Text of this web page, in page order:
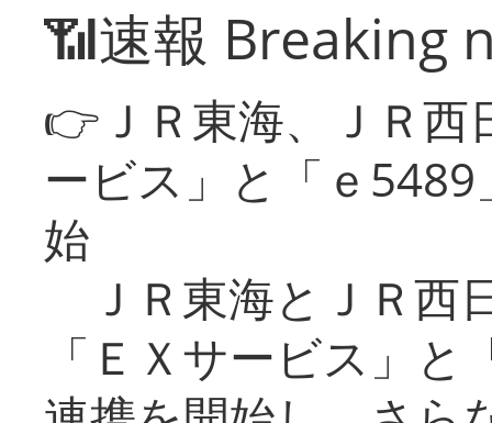
📶速報 Breaking
👉ＪＲ東海、ＪＲ
ービス」と「ｅ
始
ＪＲ東海とＪＲ西
「ＥＸサービス」